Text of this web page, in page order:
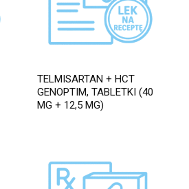
TELMISARTAN + HCT
GENOPTIM, TABLETKI (40
MG + 12,5 MG)